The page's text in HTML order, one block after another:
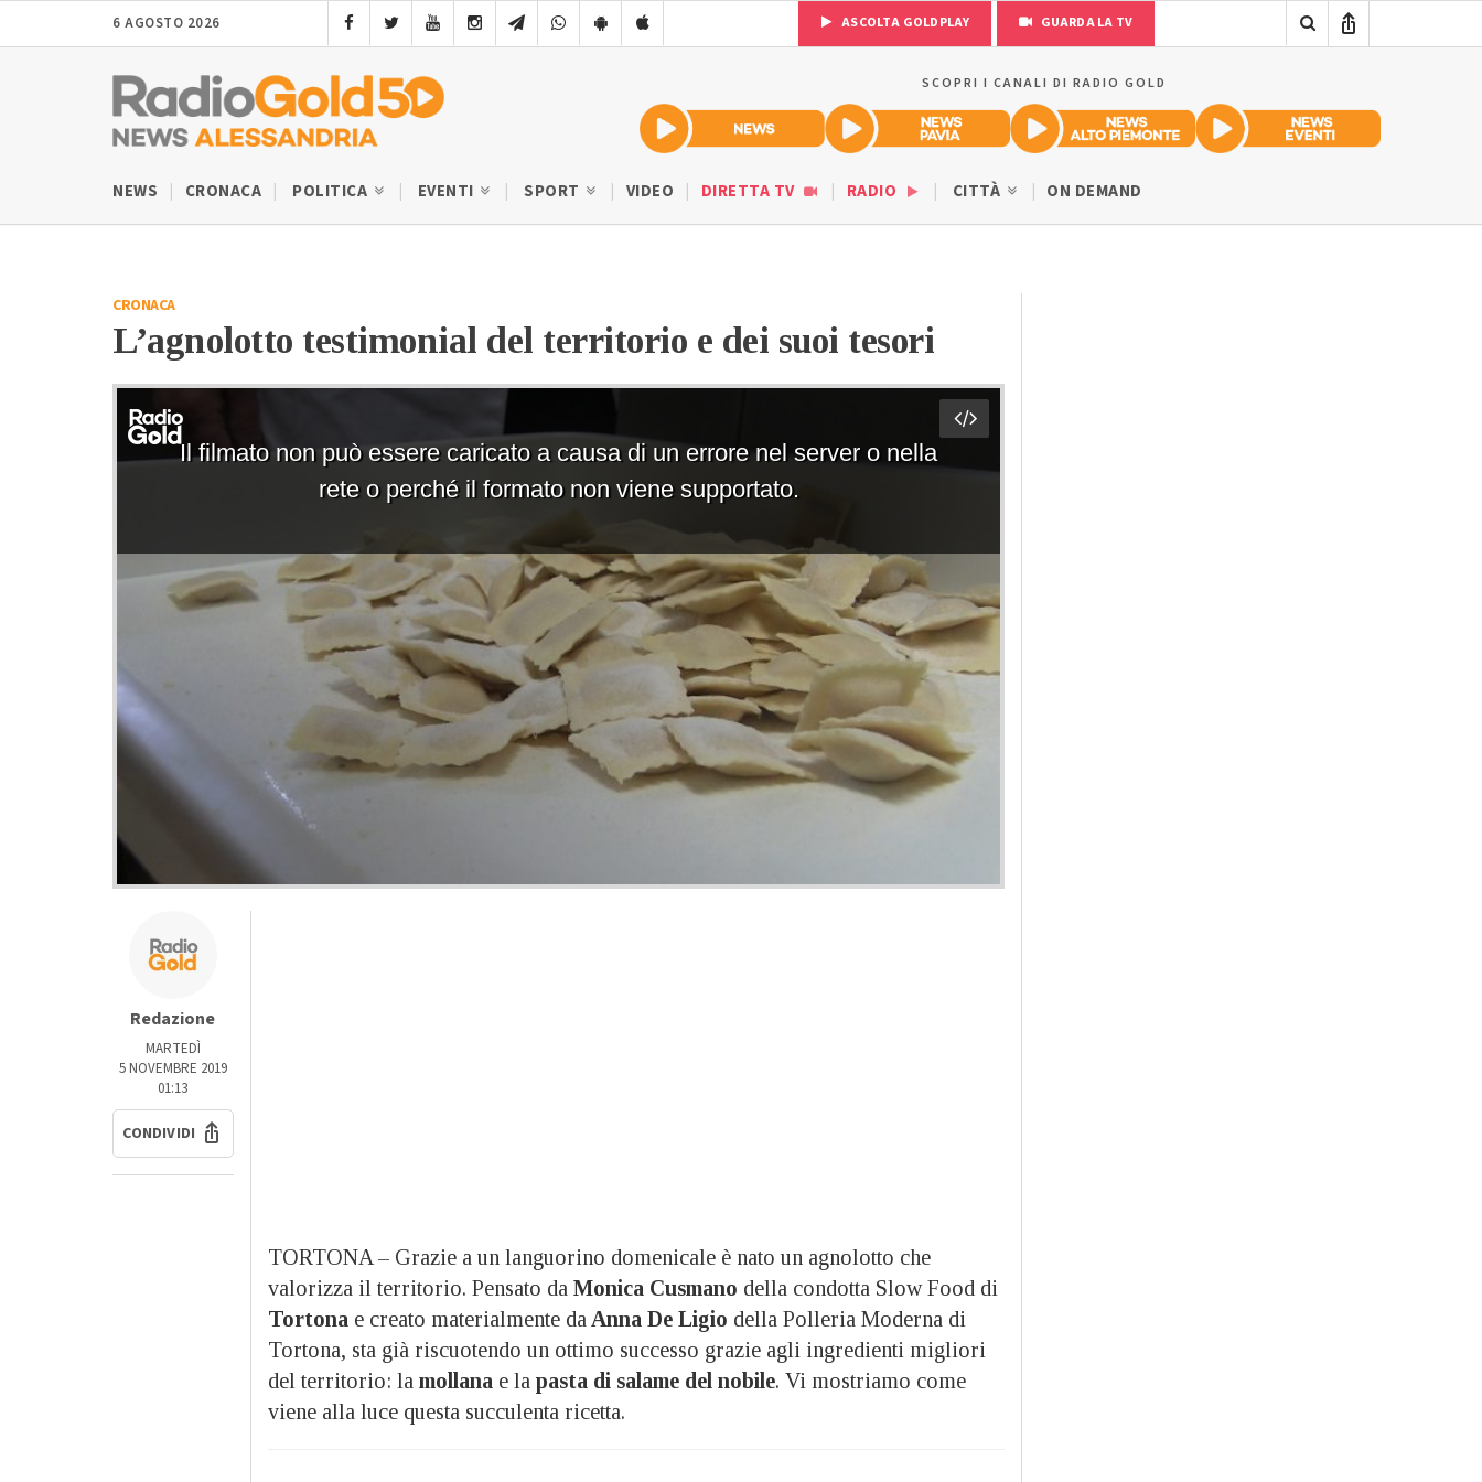
6 AGOSTO 2026 ASCOLTA GOLDPLAY GUARDA LA TV
SCOPRI I CANALI DI RADIO GOLD
NEWS CRONACA POLITICA EVENTI SPORT VIDEO DIRETTA TV RADIO CITTÀ ON DEMAND
CRONACA
L’agnolotto testimonial del territorio e dei suoi tesori
Redazione
MARTEDÌ
5 NOVEMBRE 2019
01:13
CONDIVIDI
TORTONA – Grazie a un languorino domenicale è nato un agnolotto che
valorizza il territorio. Pensato da Monica Cusmano della condotta Slow Food di
Tortona e creato materialmente da Anna De Ligio della Polleria Moderna di
Tortona, sta già riscuotendo un ottimo successo grazie agli ingredienti migliori
del territorio: la mollana e la pasta di salame del nobile. Vi mostriamo come
viene alla luce questa succulenta ricetta.